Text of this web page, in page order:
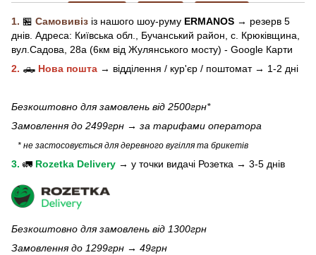
1. 🏪 Самовивіз із нашого шоу-руму ERMANOS → резерв 5
днів. Адреса: Київська обл., Бучанський район, с. Крюківщина,
вул.Садова, 28а (6км від Жулянського мосту) - Google Карти
2. 🛻 Нова пошта → відділення / кур'єр / поштомат → 1-2 дні
Безкоштовно для замовлень від 2500грн*
Замовлення до 2499грн → за тарифами оператора
* не застосовується для деревного вугілля та брикетів
3. 🚛 Rozetka Delivery → у точки видачі Розетка → 3-5 днів
Безкоштовно для замовлень від 1300грн
Замовлення до 1299грн → 49грн